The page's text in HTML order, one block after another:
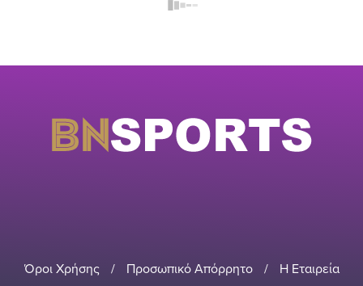
Όροι Χρήσης / Προσωπικό Απόρρητο / Η Εταιρεία